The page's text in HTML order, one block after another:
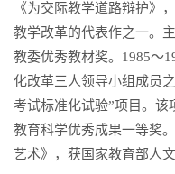
《为交际教学道路辩护》
教学改革的代表作之一。
教委优秀教材奖。1985～
化改革三人领导小组成员
考试标准化试验”项目。该
教育科学优秀成果一等奖
艺术》，获国家教育部人